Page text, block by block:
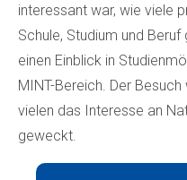
interessant war, wie viele
Schule, Studium und
einen Einblick in
MINT-Bereich. Der
vielen das Interesse an
geweckt.